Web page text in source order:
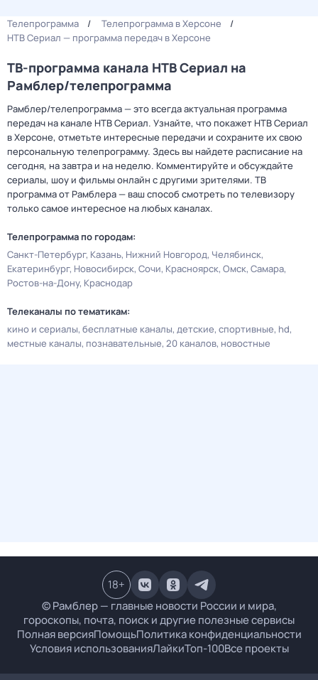
Телепрограмма
Телепрограмма в Херсоне
НТВ Сериал — программа передач в Херсоне
ТВ-программа канала НТВ Сериал на
Рамблер/телепрограмма
Рамблер/телепрограмма — это всегда актуальная программа
передач на канале НТВ Сериал. Узнайте, что покажет НТВ Сериал
в Херсоне, отметьте интересные передачи и сохраните их свою
персональную телепрограмму. Здесь вы найдете расписание на
сегодня, на завтра и на неделю. Комментируйте и обсуждайте
сериалы, шоу и фильмы онлайн с другими зрителями. ТВ
программа от Рамблера — ваш способ смотреть по телевизору
только самое интересное на любых каналах.
Телепрограмма по городам:
Санкт-Петербург Казань Нижний Новгород Челябинск
Екатеринбург Новосибирск Сочи Красноярск Омск Самара
Ростов-на-Дону Краснодар
Телеканалы по тематикам:
кино и сериалы бесплатные каналы детские спортивные hd
местные каналы познавательные 20 каналов новостные
© Рамблер — главные новости России и мира,
гороскопы, почта, поиск и другие полезные сервисы
Полная версияПомощьПолитика конфиденциальности
Условия использованияЛайкиТоп-100Все проекты
18+